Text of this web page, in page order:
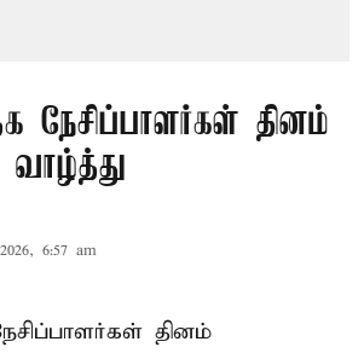
நேசிப்பாளர்கள் தினம்
வாழ்த்து
6:57 am
தினம்